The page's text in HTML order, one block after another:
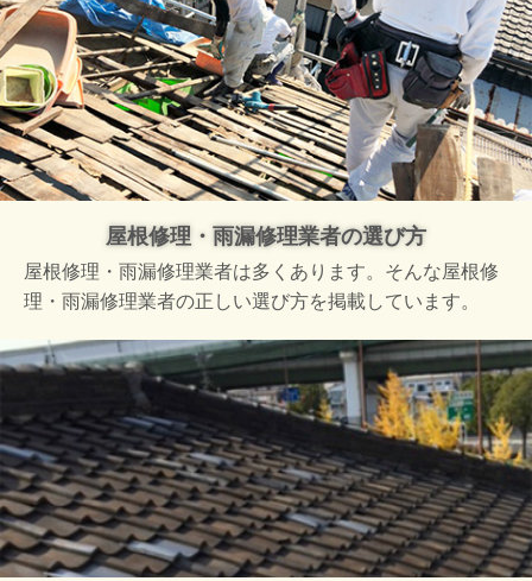
屋根修理・雨漏修理業者の選び方
屋根修理・雨漏修理業者は多くあります。そんな屋根修
理・雨漏修理業者の正しい選び方を掲載しています。